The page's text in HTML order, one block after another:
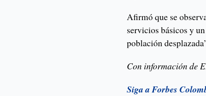
Afirmó que se
servicios básicos y
población
Con información de
Siga a Forbes